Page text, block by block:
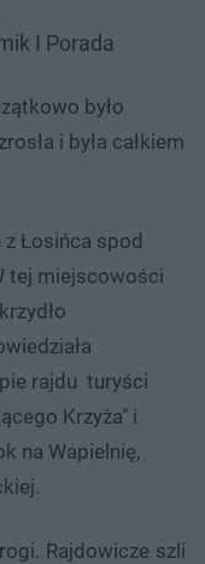
I Porada
było
i była całkiem
Łosińca spod
tej miejscowości
rajdu turyści
Krzyża" i
na Wapielnię,
Rajdowicze szli